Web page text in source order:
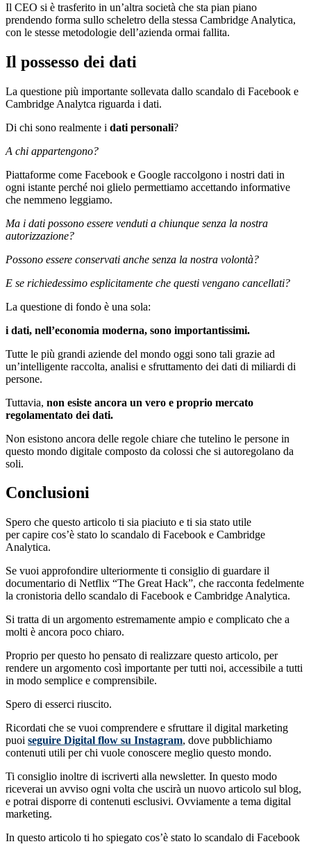
Il CEO si è trasferito in un’altra società che sta pian piano
prendendo forma sullo scheletro della stessa Cambridge Analytica,
con le stesse metodologie dell’azienda ormai fallita.
Il possesso dei dati
La questione più importante sollevata dallo scandalo di Facebook e
Cambridge Analytca riguarda i dati.
Di chi sono realmente i dati personali?
A chi appartengono?
Piattaforme come Facebook e Google raccolgono i nostri dati in
ogni istante perché noi glielo permettiamo accettando informative
che nemmeno leggiamo.
Ma i dati possono essere venduti a chiunque senza la nostra
autorizzazione?
Possono essere conservati anche senza la nostra volontà?
E se richiedessimo esplicitamente che questi vengano cancellati?
La questione di fondo è una sola:
i dati, nell’economia moderna, sono importantissimi.
Tutte le più grandi aziende del mondo oggi sono tali grazie ad
un’intelligente raccolta, analisi e sfruttamento dei dati di miliardi di
persone.
Tuttavia, non esiste ancora un vero e proprio mercato
regolamentato dei dati.
Non esistono ancora delle regole chiare che tutelino le persone in
questo mondo digitale composto da colossi che si autoregolano da
soli.
Conclusioni
Spero che questo articolo ti sia piaciuto e ti sia stato utile
per capire cos’è stato lo scandalo di Facebook e Cambridge
Analytica.
Se vuoi approfondire ulteriormente ti consiglio di guardare il
documentario di Netflix “The Great Hack”, che racconta fedelmente
la cronistoria dello scandalo di Facebook e Cambridge Analytica.
Si tratta di un argomento estremamente ampio e complicato che a
molti è ancora poco chiaro.
Proprio per questo ho pensato di realizzare questo articolo, per
rendere un argomento così importante per tutti noi, accessibile a tutti
in modo semplice e comprensibile.
Spero di esserci riuscito.
Ricordati che se vuoi comprendere e sfruttare il digital marketing
puoi seguire Digital flow su Instagram, dove pubblichiamo
contenuti utili per chi vuole conoscere meglio questo mondo.
Ti consiglio inoltre di iscriverti alla newsletter. In questo modo
riceverai un avviso ogni volta che uscirà un nuovo articolo sul blog,
e potrai disporre di contenuti esclusivi. Ovviamente a tema digital
marketing.
In questo articolo ti ho spiegato cos’è stato lo scandalo di Facebook